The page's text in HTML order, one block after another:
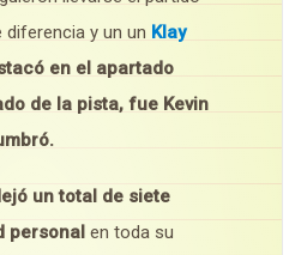
y un un Klay
en el apartado
de la pista, fue Kevin
un total de siete
personal en toda su